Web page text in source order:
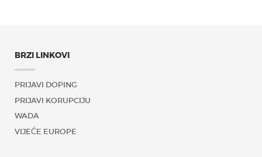
BRZI LINKOVI
PRIJAVI DOPING
PRIJAVI KORUPCIJU
WADA
VIJEĆE EUROPE